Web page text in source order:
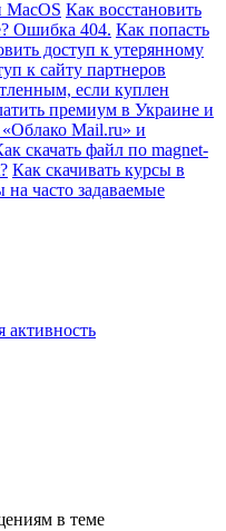
MacOS Как восстановить
Ошибка 404. Как попасть
доступ к утерянному
к сайту партнеров
если куплен
премиум в Украине и
«Облако Mail.ru» и
скачать файл по magnet-
Как скачивать курсы в
часто задаваемые
активность
в теме